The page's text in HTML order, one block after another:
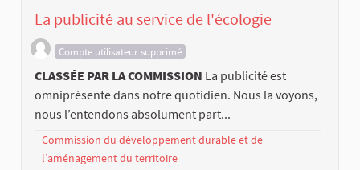
La publicité au service de l'écologie
Compte utilisateur supprimé
CLASSÉE PAR LA COMMISSION La publicité est
omniprésente dans notre quotidien. Nous la voyons,
nous l’entendons absolument part...
Commission du développement durable et de
l’aménagement du territoire